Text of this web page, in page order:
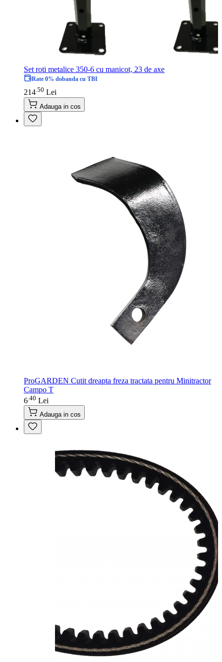
Set roti metalice 350-6 cu manicot, 23 de axe
Rate 0% dobanda cu TBI
214.50 Lei
Adauga in cos
ProGARDEN Cutit dreapta freza tractata pentru Minitractor
Campo T
6 40 Lei
Adauga in cos